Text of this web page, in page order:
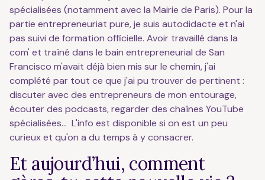
spécialisées (notamment avec la Mairie de Paris). Pour la
partie entrepreneuriat pure, je suis autodidacte et n'ai
pas suivi de formation officielle. Avoir travaillé dans la
com' et traîné dans le bain entrepreneurial de San
Francisco m'avait déjà bien mis sur le chemin, j'ai
complété par tout ce que j'ai pu trouver de pertinent :
discuter avec des entrepreneurs de mon entourage,
écouter des podcasts, regarder des chaînes YouTube
spécialisées... L'info est disponible si on est un peu
curieux et qu'on a du temps à y consacrer.
Et aujourd’hui, comment